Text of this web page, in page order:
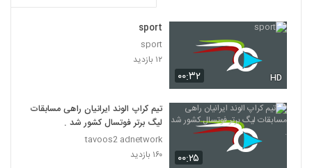
۰۰:۳۲ HD
sport
sport
۱۲ بازدید
۰۰:۲۵
تیم کراپ الوند ایرانیان راهی مسابقات
لیگ برتر فوتسال کشور شد .
tavoos2 adnetwork
۱۶۰ بازدید